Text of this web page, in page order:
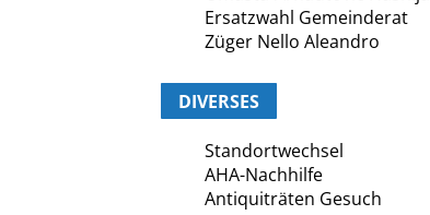
Ersatzwahl Gemeinderat
Züger Nello Aleandro
DIVERSES
Standortwechsel
AHA-Nachhilfe
Antiquiträten Gesuch